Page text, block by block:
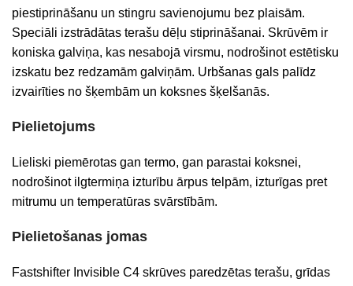
piestiprināšanu un stingru savienojumu bez plaisām.
Speciāli izstrādātas terašu dēļu stiprināšanai. Skrūvēm ir
koniska galviņa, kas nesabojā virsmu, nodrošinot estētisku
izskatu bez redzamām galviņām. Urbšanas gals palīdz
izvairīties no šķembām un koksnes šķelšanās.
Pielietojums
Lieliski piemērotas gan termo, gan parastai koksnei,
nodrošinot ilgtermiņa izturību ārpus telpām, izturīgas pret
mitrumu un temperatūras svārstībām.
Pielietošanas jomas
Fastshifter Invisible C4 skrūves paredzētas terašu, grīdas